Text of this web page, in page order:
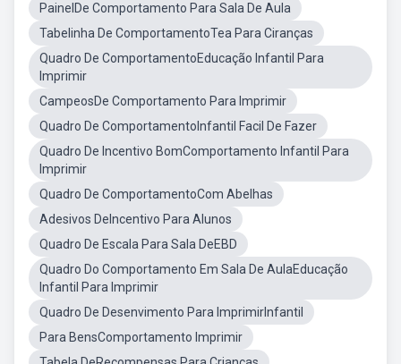
PainelDe Comportamento Para Sala De Aula
Tabelinha De ComportamentoTea Para Ciranças
Quadro De ComportamentoEducação Infantil Para
Imprimir
CampeosDe Comportamento Para Imprimir
Quadro De ComportamentoInfantil Facil De Fazer
Quadro De Incentivo BomComportamento Infantil Para
Imprimir
Quadro De ComportamentoCom Abelhas
Adesivos DeIncentivo Para Alunos
Quadro De Escala Para Sala DeEBD
Quadro Do Comportamento Em Sala De AulaEducação
Infantil Para Imprimir
Quadro De Desenvimento Para ImprimirInfantil
Para BensComportamento Imprimir